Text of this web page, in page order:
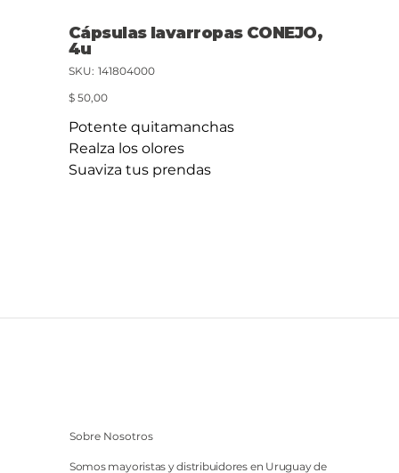
Cápsulas lavarropas CONEJO,
4u
SKU: SKU
141804000
Precio
$ 50,00
Potente quitamanchas
Realza los olores
Suaviza tus prendas
Sobre Nosotros
Somos mayoristas y distribuidores en Uruguay de